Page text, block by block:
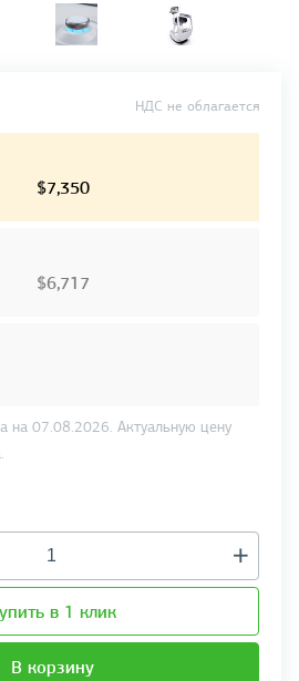
НДС не облагается
$7,350
$6,717
на 07.08.2026. Актуальную цену
в 1 клик
В корзину